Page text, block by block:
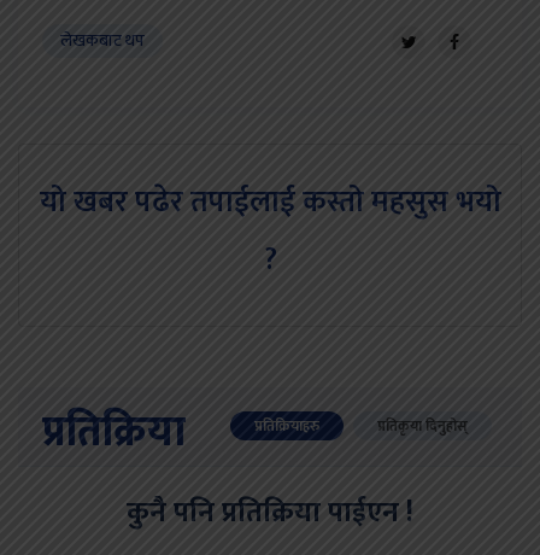
लेखकबाट थप
यो खबर पढेर तपाईलाई कस्तो महसुस भयो
?
प्रतिक्रिया प्रतिक्रियाहरु प्रतिकृया दिनुहोस्
कुनै पनि प्रतिक्रिया पाईएन !